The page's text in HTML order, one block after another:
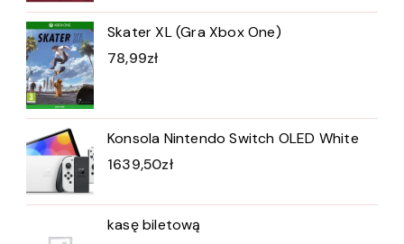
Skater XL (Gra Xbox One)
78,99zł
Konsola Nintendo Switch OLED White
1639,50zł
kasę biletową